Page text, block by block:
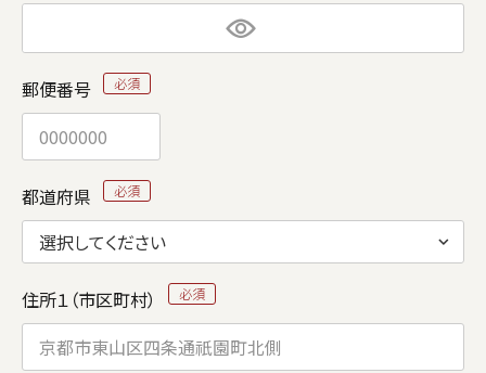
郵便番号
都道府県
住所１（市区町村）